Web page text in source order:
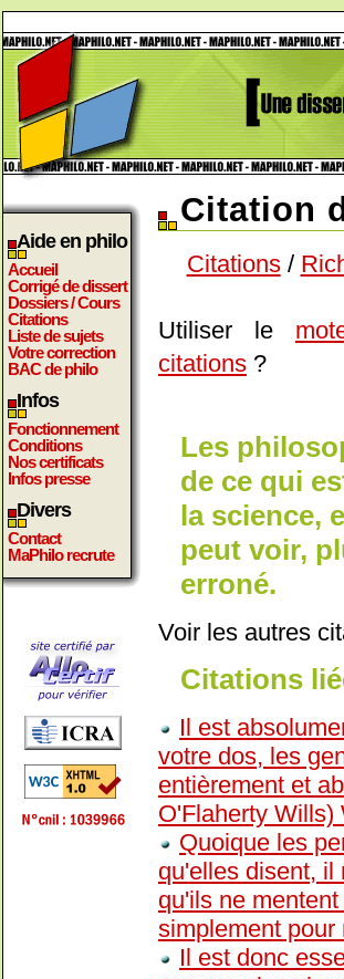
Aide en philo
Accueil
Corrigé de dissert
Dossiers / Cours
Citations
Liste de sujets
Votre correction
BAC de philo
Infos
Fonctionnement
Conditions
Nos certificats
Infos presse
Divers
Contact
MaPhilo recrute
Citation
Citations/
Utiliser le
citations ?
Les
de ce qui
la science,
peut voir,
erroné.
Voir les autres
Citations
Il est
votre dos, les
entièrement et
O'Flaherty Wills)
Quoique les
qu'elles disent,
qu'ils ne
simplement pour
Il est donc